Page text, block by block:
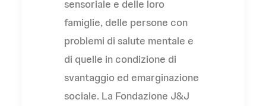
sensoriale e delle loro
famiglie, delle persone con
problemi di salute mentale e
di quelle in condizione di
svantaggio ed emarginazione
sociale. La Fondazione J&J